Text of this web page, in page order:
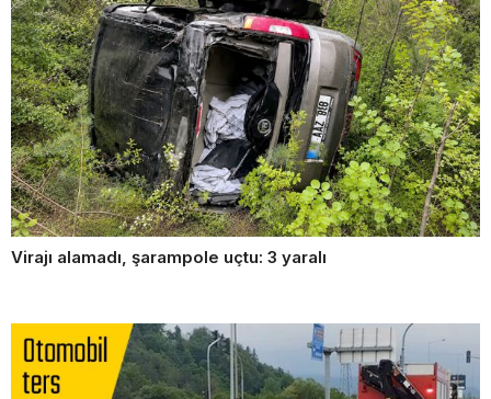
Virajı alamadı, şarampole uçtu: 3 yaralı